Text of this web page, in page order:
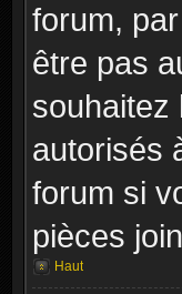
forum,
être pas
souhaitez
autorisés
forum si
pièces
Haut